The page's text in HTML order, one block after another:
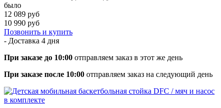
было
12 089 руб
10 990 руб
Позвонить и купить
- Доставка 4 дня
При заказе до 10:00 отправляем заказ в этот же день
При заказе после 10:00 отправляем заказ на следующий день